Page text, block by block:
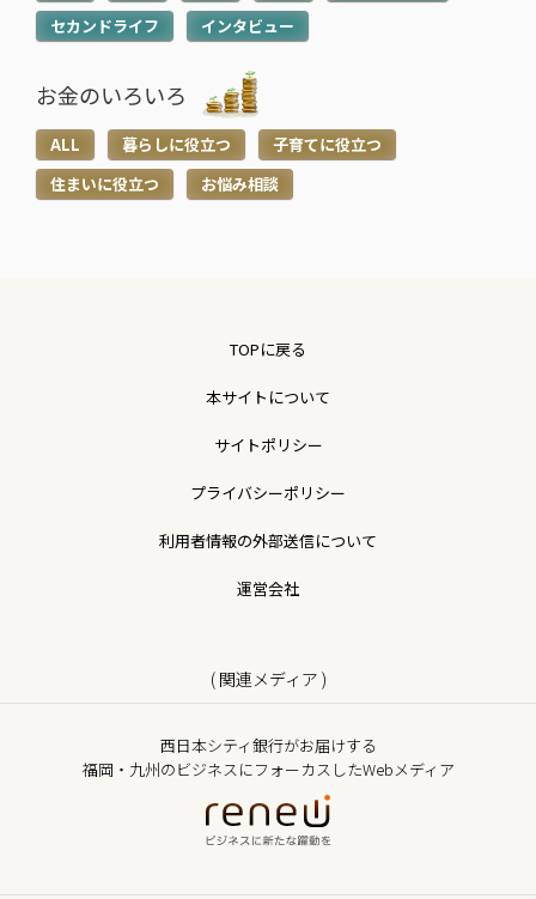
セカンドライフ
インタビュー
お金のいろいろ
ALL 暮らしに役立つ
子育てに役立つ
住まいに役立つ
お悩み相談
TOPに戻る
本サイトについて
サイトポリシー
プライバシーポリシー
利用者情報の外部送信について
運営会社
( 関連メディア )
西日本シティ銀行がお届けする
福岡・九州のビジネスにフォーカスしたWebメディア